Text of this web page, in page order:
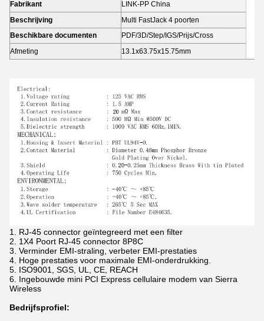
Fabrikant
LINK-PP China
Beschrijving
Multi FastJack 4 poorten
Beschikbare documenten
PDF/3D/Step/IGS/Prijs/Cross
Afmeting
13.1x63.75x15.75mm
1. RJ-45 connector geïntegreerd met een filter
2. 1X4 Poort RJ-45 connector 8P8C
3. Verminder EMI-straling, verbeter EMI-prestaties
4. Hoge prestaties voor maximale EMI-onderdrukking.
5. ISO9001, SGS, UL, CE, REACH
6. Ingebouwde mini PCI Express cellulaire modem van Sierra
Wireless
Bedrijfsprofiel: